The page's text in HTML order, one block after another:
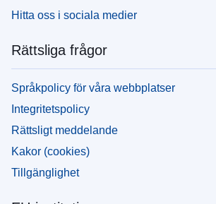
Hitta oss i sociala medier
Rättsliga frågor
Språkpolicy för våra webbplatser
Integritetspolicy
Rättsligt meddelande
Kakor (cookies)
Tillgänglighet